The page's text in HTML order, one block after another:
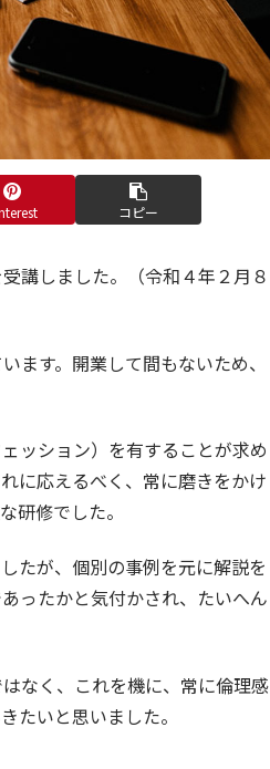
コピー
講しました。（令和４年２月８
ます。開業して間もないため、
ッション）を有することが求め
に応えるべく、常に磨きをかけ
研修でした。
たが、個別の事例を元に解説を
ったかと気付かされ、たいへん
なく、これを機に、常に倫理感
たいと思いました。